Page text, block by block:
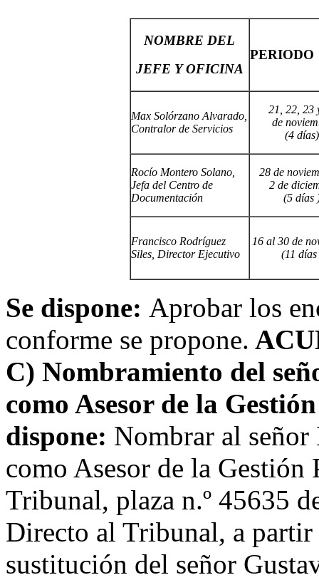
NOMBRE DEL
JEFE Y OFICINA
PERIODO
Max Solórzano Alvarado,
Contralor de Servicios
21, 22, 23
de
(4 días)
Rocío Montero Solano,
Jefa del Centro de
Documentación
28 de
2 de
(5 días
Francisco Rodríguez
Siles, Director Ejecutivo
16 al 30 de
(11 días
Se dispone: Aprobar los
conforme se propone.
C) Nombramiento del
como Asesor de la
dispone: Nombrar al
como Asesor de la
Tribunal, plaza n.º 45635
Directo al Tribunal, a
sustitución del señor